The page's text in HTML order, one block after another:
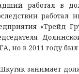
работал в
«Трейд
но в 2011 году
занимает